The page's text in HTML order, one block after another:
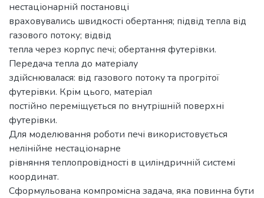
нестаціонарній постановці
враховувались швидкості обертання; підвід тепла від
газового потоку; відвід
тепла через корпус печі; обертання футерівки.
Передача тепла до матеріалу
здійснювалася: від газового потоку та прогрітої
футерівки. Крім цього, матеріал
постійно переміщується по внутрішній поверхні
футерівки.
Для моделювання роботи печі використовується
нелінійне нестаціонарне
рівняння теплопровідності в циліндричній системі
координат.
Сформульована компромісна задача, яка повинна бути